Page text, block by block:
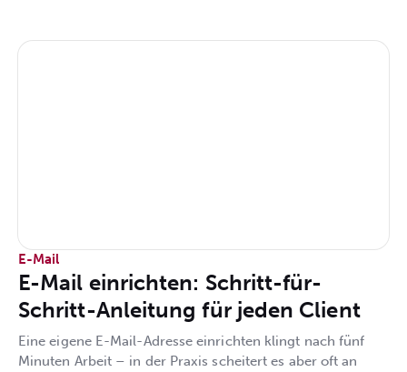
E-Mail
E-Mail einrichten: Schritt-für-
Schritt-Anleitung für jeden Client
Eine eigene E-Mail-Adresse einrichten klingt nach fünf
Minuten Arbeit – in der Praxis scheitert es aber oft an